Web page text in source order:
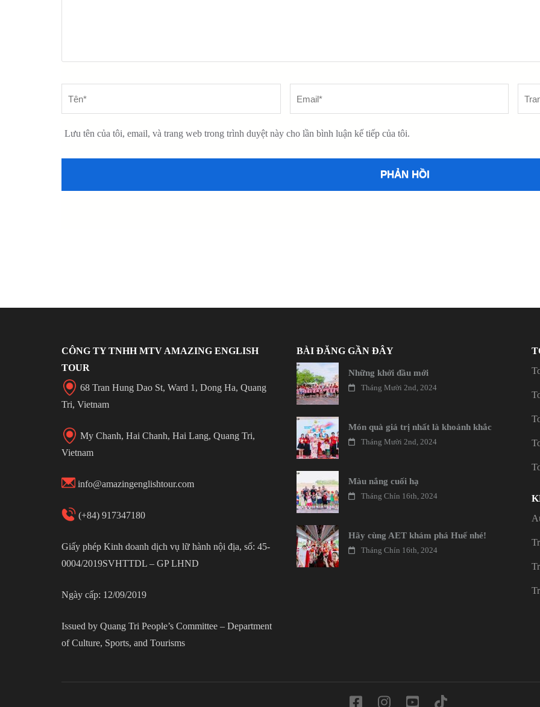
Lưu tên của tôi, email, và trang web trong trình duyệt này cho lần bình luận kế tiếp của tôi.
CÔNG TY TNHH MTV AMAZING ENGLISH
TOUR
68 Tran Hung Dao St, Ward 1, Dong Ha, Quang
Tri, Vietnam
My Chanh, Hai Chanh, Hai Lang, Quang Tri,
Vietnam
info@amazingenglishtour.com
(+84) 917347180
Giấy phép Kinh doanh dịch vụ lữ hành nội địa, số: 45-
0004/2019SVHTTDL – GP LHND
Ngày cấp: 12/09/2019
Issued by Quang Tri People’s Committee – Department
of Culture, Sports, and Tourisms
BÀI ĐĂNG GẦN ĐÂY
Những khởi đầu mới
Tháng Mười 2nd, 2024
Món quà giá trị nhất là khoảnh khắc
Tháng Mười 2nd, 2024
Màu nắng cuối hạ
Tháng Chín 16th, 2024
Hãy cùng AET khám phá Huế nhé!
Tháng Chín 16th, 2024